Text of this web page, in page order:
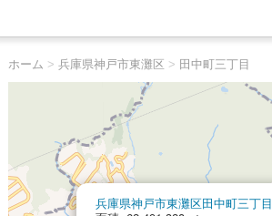
ホーム > 兵庫県神戸市東灘区 > 田中町三丁目
兵庫県神戸市東灘区田中町三丁目